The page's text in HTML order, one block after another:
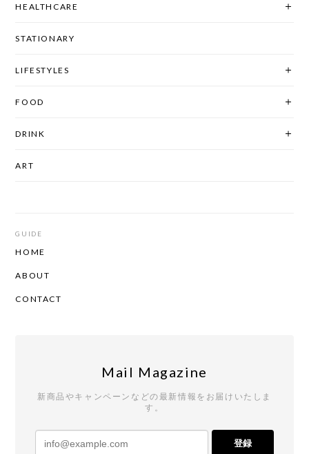
HEALTHCARE
STATIONARY
LIFESTYLES
FOOD
DRINK
ART
GUIDE
HOME
ABOUT
CONTACT
Mail Magazine
新商品やキャンペーンなどの最新情報をお届けいたしま
す。
登録